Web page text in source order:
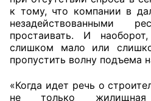
независимой оценки
оказания услуг
О Палате
Структура Палаты
к тому, что компании в
незадействованными
простаивать. И
слишком мало или
пропустить волну подъема
«Когда идет речь о
не только